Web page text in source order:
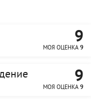
9
МОЯ ОЦЕНКА 9
9
МОЯ ОЦЕНКА 9